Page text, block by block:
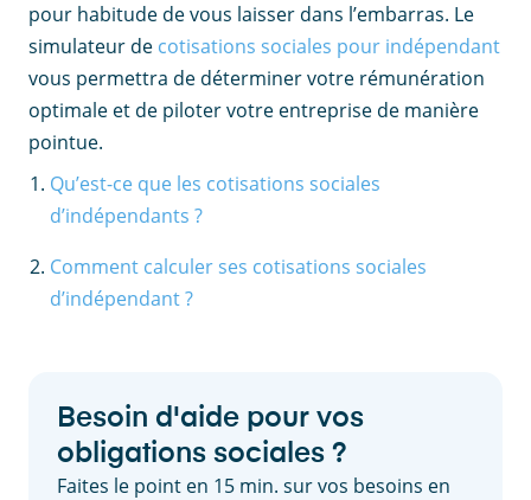
pour habitude de vous laisser dans l’embarras. Le
simulateur de cotisations sociales pour indépendant
vous permettra de déterminer votre rémunération
optimale et de piloter votre entreprise de manière
pointue.
Qu’est-ce que les cotisations sociales
d’indépendants ?
Comment calculer ses cotisations sociales
d’indépendant ?
Besoin d'aide pour vos
obligations sociales ?
Faites le point en 15 min. sur vos besoins en